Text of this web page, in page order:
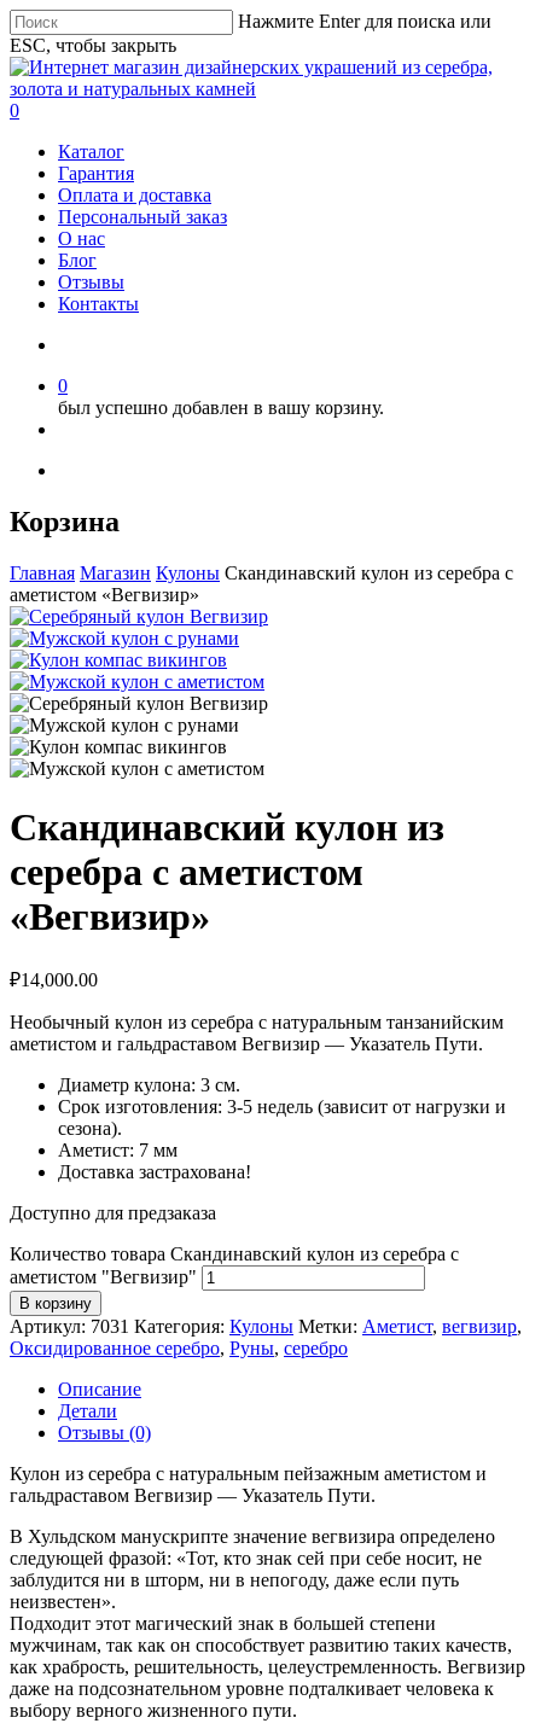
Нажмите Enter для поиска или
ESC, чтобы закрыть
0
Каталог
Гарантия
Оплата и доставка
Персональный заказ
О нас
Блог
Отзывы
Контакты
0
был успешно добавлен в вашу корзину.
Корзина
Главная Магазин Кулоны Скандинавский кулон из серебра с
аметистом «Вегвизир»
Скандинавский кулон из
серебра с аметистом
«Вегвизир»
₽14,000.00
Необычный кулон из серебра с натуральным танзанийским
аметистом и гальдраставом Вегвизир — Указатель Пути.
Диаметр кулона: 3 см.
Срок изготовления: 3-5 недель (зависит от нагрузки и
сезона).
Аметист: 7 мм
Доставка застрахована!
Доступно для предзаказа
Количество товара Скандинавский кулон из серебра с
аметистом "Вегвизир"
В корзину
Артикул: 7031 Категория: Кулоны Метки: Аметист, вегвизир,
Оксидированное серебро, Руны, серебро
Описание
Детали
Отзывы (0)
Кулон из серебра с натуральным пейзажным аметистом и
гальдраставом Вегвизир — Указатель Пути.
В Хульдском манускрипте значение вегвизира определено
следующей фразой: «Тот, кто знак сей при себе носит, не
заблудится ни в шторм, ни в непогоду, даже если путь
неизвестен».
Подходит этот магический знак в большей степени
мужчинам, так как он способствует развитию таких качеств,
как храбрость, решительность, целеустремленность. Вегвизир
даже на подсознательном уровне подталкивает человека к
выбору верного жизненного пути.